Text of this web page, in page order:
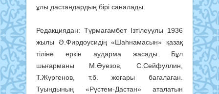
ұлы дастандардың бірі саналады.
Редакциядан: Тұрмағамбет Ізтілеуұлы 1936
жылы Ә.Фирдоусидің «Шаһнамасын» қазақ
тіліне еркін аударма жасады. Бұл
шығарманы М.Әуезов, С.Сейфуллин,
Т.Жүргенов, т.б. жоғары бағалаған.
Туындының «Рүстем-Дастан» аталатын